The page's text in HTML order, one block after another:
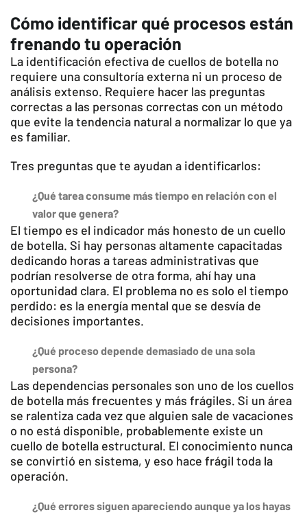
Cómo identificar qué procesos están
frenando tu operación
La identificación efectiva de cuellos de botella no
requiere una consultoría externa ni un proceso de
análisis extenso. Requiere hacer las preguntas
correctas a las personas correctas con un método
que evite la tendencia natural a normalizar lo que ya
es familiar.
Tres preguntas que te ayudan a identificarlos:
¿Qué tarea consume más tiempo en relación con el
valor que genera?
El tiempo es el indicador más honesto de un cuello
de botella. Si hay personas altamente capacitadas
dedicando horas a tareas administrativas que
podrían resolverse de otra forma, ahí hay una
oportunidad clara. El problema no es solo el tiempo
perdido: es la energía mental que se desvía de
decisiones importantes.
¿Qué proceso depende demasiado de una sola
persona?
Las dependencias personales son uno de los cuellos
de botella más frecuentes y más frágiles. Si un área
se ralentiza cada vez que alguien sale de vacaciones
o no está disponible, probablemente existe un
cuello de botella estructural. El conocimiento nunca
se convirtió en sistema, y eso hace frágil toda la
operación.
¿Qué errores siguen apareciendo aunque ya los hayas